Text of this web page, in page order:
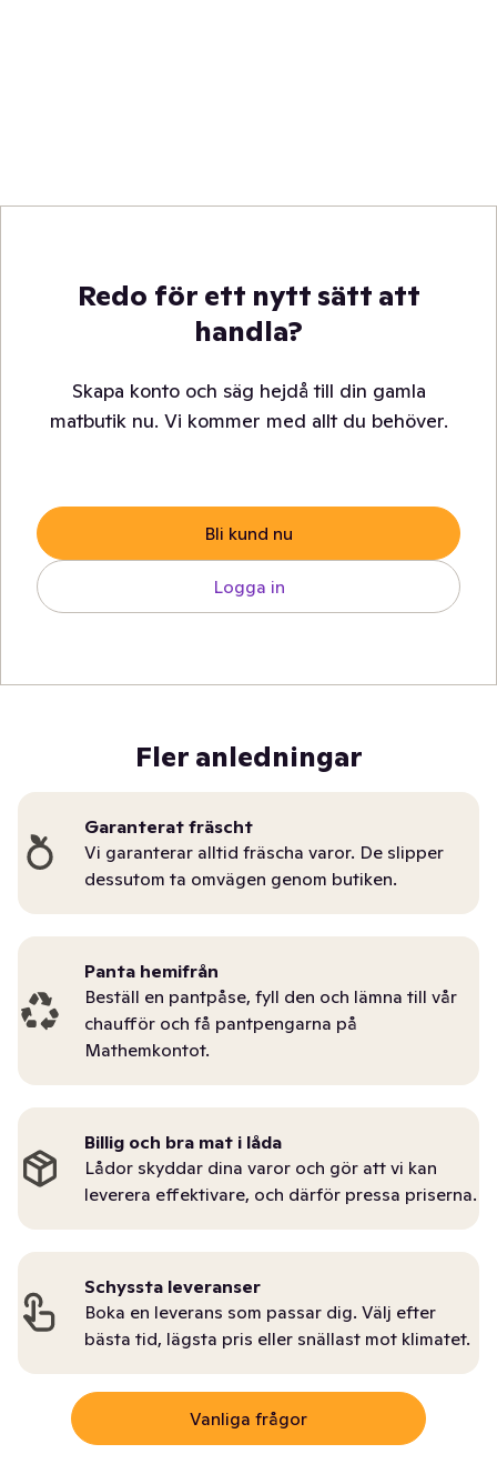
Redo för ett nytt sätt att
handla?
Skapa konto och säg hejdå till din gamla
matbutik nu. Vi kommer med allt du behöver.
Bli kund nu
Logga in
Fler anledningar
Garanterat fräscht
Vi garanterar alltid fräscha varor. De slipper
dessutom ta omvägen genom butiken.
Panta hemifrån
Beställ en pantpåse, fyll den och lämna till vår
chaufför och få pantpengarna på
Mathemkontot.
Billig och bra mat i låda
Lådor skyddar dina varor och gör att vi kan
leverera effektivare, och därför pressa priserna.
Schyssta leveranser
Boka en leverans som passar dig. Välj efter
bästa tid, lägsta pris eller snällast mot klimatet.
Vanliga frågor